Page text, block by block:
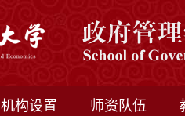
机构设置 师资队伍